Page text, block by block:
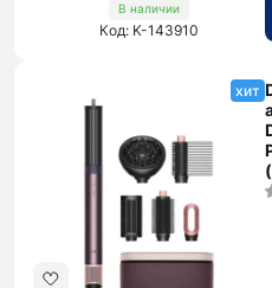
В наличии
Код: K-143910
хит